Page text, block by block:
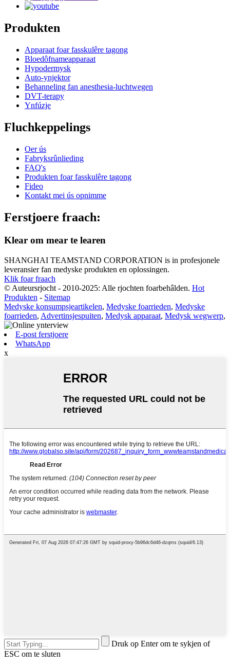
Produkten
Apparaat foar fasskulêre tagong
Bloedôfnameapparaat
Hypodermysk
Auto-ynjektor
Behanneling fan anesthesia-luchtwegen
DVT-terapy
Ynfúzje
Fluchkeppelings
Oer ús
Fabryksrûnlieding
FAQ's
Produkten foar fasskulêre tagong
Fideo
Kontakt mei ús opnimme
Ferstjoere fraach:
Klear om mear te learen
SHANGHAI TEAMSTAND CORPORATION is in profesjonele
leveransier fan medyske produkten en oplossingen.
Klik foar fraach
© Auteursrjocht - 2010-2025: Alle rjochten foarbehâlden. Hot
Produkten - Sitemap
Medyske konsumpsjeartikelen, Medyske foarrieden, Medyske
foarrieden, Advertinsjespuiten, Medysk apparaat, Medysk wegwerp,
E-post ferstjoere
WhatsApp
x
Druk op Enter om te sykjen of
ESC om te sluten